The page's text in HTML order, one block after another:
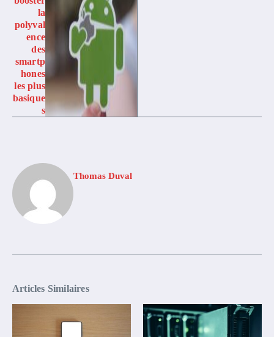
la
polyval
ence
des
smartp
hones
les plus
basique
s
Thomas Duval
Articles Similaires